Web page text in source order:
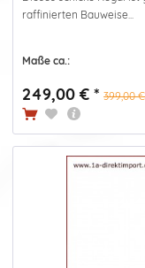
raffinierten Bauweise...
Maße ca.:
249,00 € * 399,00